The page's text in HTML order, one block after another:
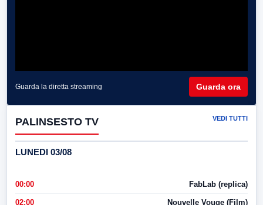
Guarda la diretta streaming Guarda ora
PALINSESTO TV VEDI TUTTI
LUNEDI 03/08
00:00 FabLab (replica)
02:00 Nouvelle Vouge (Film)